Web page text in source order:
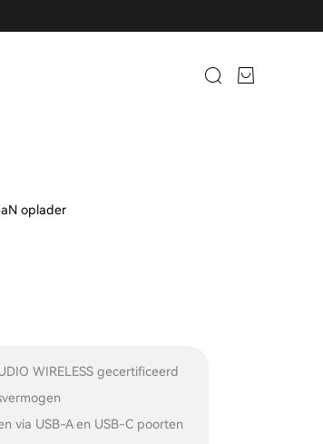
oplader
WIRELESS gecertificeerd
via USB-A en USB-C poorten